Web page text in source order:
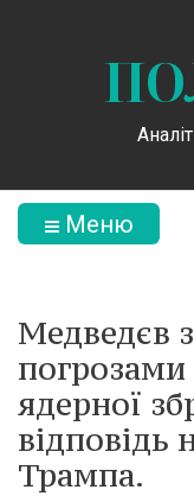
Меню
Медведєв
ядерної
відповідь
Трампа.